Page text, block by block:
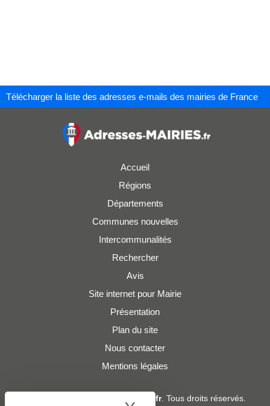
Télécharger la liste des adresses e-mails des mairies de France
Accueil
Régions
Départements
Communes nouvelles
Intercommunalités
Rechercher
Avis
Site internet pour Mairie
Présentation
Plan du site
Nous contacter
Mentions légales
Adresses-Mairies.fr. Tous droits réservés.